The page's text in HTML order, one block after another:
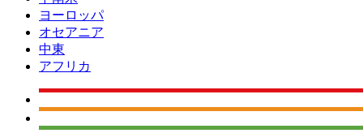
ヨーロッパ
オセアニア
中東
アフリカ